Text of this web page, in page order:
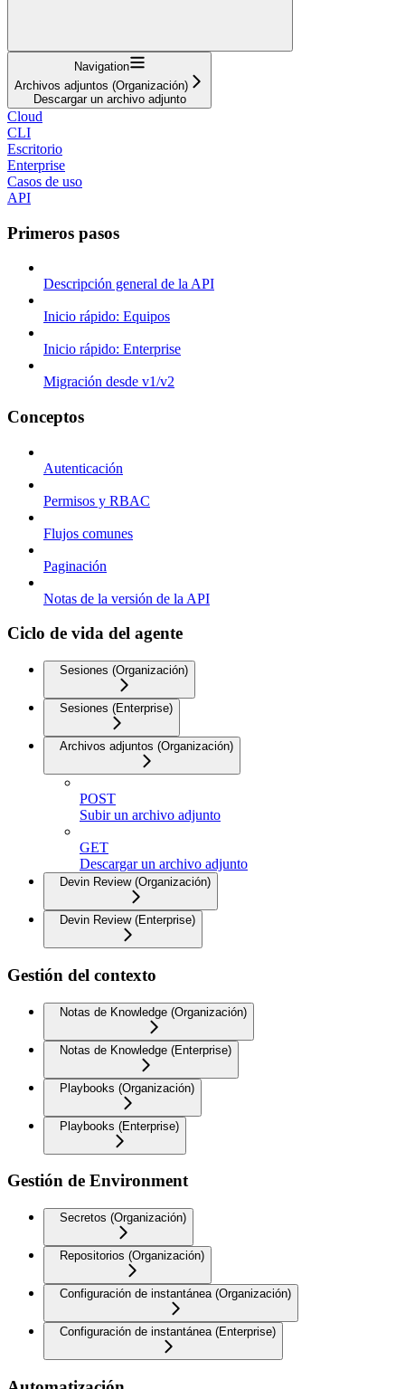
Navigation
Archivos adjuntos (Organización)
Descargar un archivo adjunto
Cloud
CLI
Escritorio
Enterprise
Casos de uso
API
Primeros pasos
Descripción general de la API
Inicio rápido: Equipos
Inicio rápido: Enterprise
Migración desde v1/v2
Conceptos
Autenticación
Permisos y RBAC
Flujos comunes
Paginación
Notas de la versión de la API
Ciclo de vida del agente
Sesiones (Organización)
Sesiones (Enterprise)
Archivos adjuntos (Organización)
POST
Subir un archivo adjunto
GET
Descargar un archivo adjunto
Devin Review (Organización)
Devin Review (Enterprise)
Gestión del contexto
Notas de Knowledge (Organización)
Notas de Knowledge (Enterprise)
Playbooks (Organización)
Playbooks (Enterprise)
Gestión de Environment
Secretos (Organización)
Repositorios (Organización)
Configuración de instantánea (Organización)
Configuración de instantánea (Enterprise)